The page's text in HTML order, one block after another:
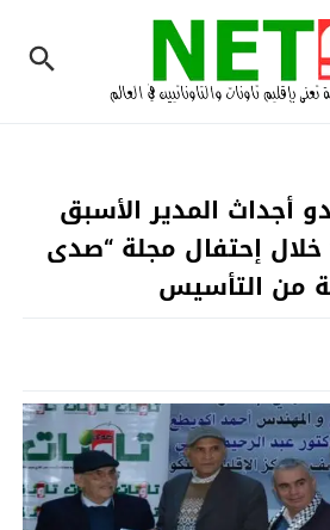
أجداث المدير الأسبق
خلال إحتفال مجلة “صدى